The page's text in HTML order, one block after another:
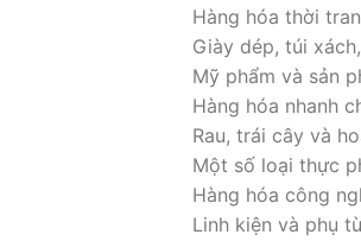
Hàng hóa thời
Giày dép, túi
Mỹ phẩm và sản
Hàng hóa nhanh
Rau, trái cây và
Một số loại thực
Hàng hóa công
Linh kiện và phụ